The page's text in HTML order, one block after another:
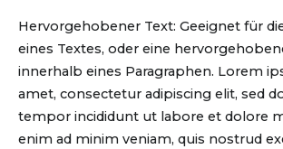
Hervorgehobener Text: Geeignet für
eines Textes, oder eine
innerhalb eines Paragraphen. Lorem
amet, consectetur adipiscing elit, sed
tempor incididunt ut labore et dolore
enim ad minim veniam, quis nostrud